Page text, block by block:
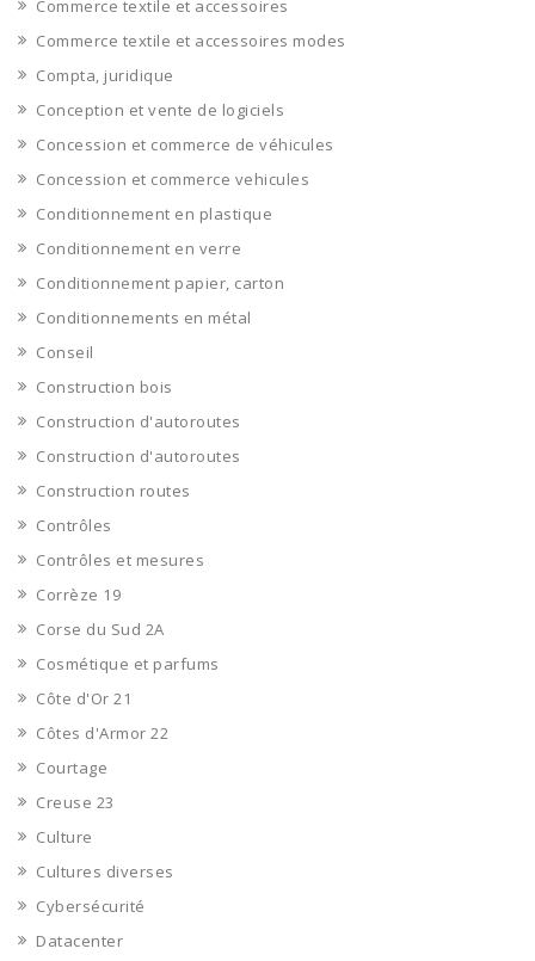
Commerce textile et accessoires
Commerce textile et accessoires modes
Compta, juridique
Conception et vente de logiciels
Concession et commerce de véhicules
Concession et commerce vehicules
Conditionnement en plastique
Conditionnement en verre
Conditionnement papier, carton
Conditionnements en métal
Conseil
Construction bois
Construction d'autoroutes
Construction d'autoroutes
Construction routes
Contrôles
Contrôles et mesures
Corrèze 19
Corse du Sud 2A
Cosmétique et parfums
Côte d'Or 21
Côtes d'Armor 22
Courtage
Creuse 23
Culture
Cultures diverses
Cybersécurité
Datacenter